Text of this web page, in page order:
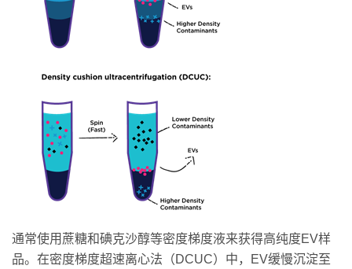
通常使用蔗糖和碘克沙醇等密度梯度液来获得高纯度EV样
品。在密度梯度超速离心法（DCUC）中，EV缓慢沉淀至